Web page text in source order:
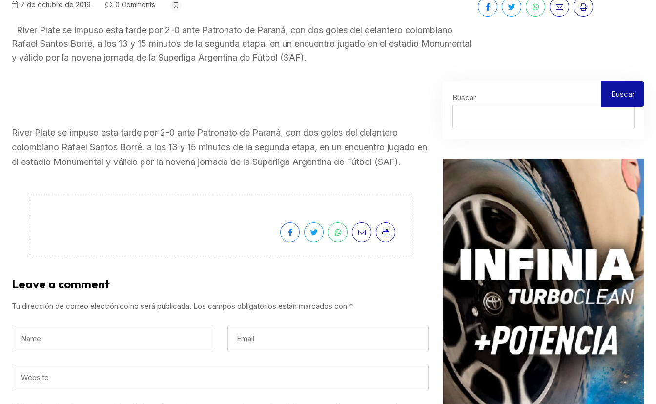
7 de octubre de 2019 0 Comments
River Plate se impuso esta tarde por 2-0 ante Patronato de Paraná, con dos goles del delantero colombiano
Rafael Santos Borré, a los 13 y 15 minutos de la segunda etapa, en un encuentro jugado en el estadio Monumental
y válido por la novena jornada de la Superliga Argentina de Fútbol (SAF).
River Plate se impuso esta tarde por 2-0 ante Patronato de Paraná, con dos goles del delantero
colombiano Rafael Santos Borré, a los 13 y 15 minutos de la segunda etapa, en un encuentro jugado en
el estadio Monumental y válido por la novena jornada de la Superliga Argentina de Fútbol (SAF).
Leave a comment
Tu dirección de correo electrónico no será publicada. Los campos obligatorios están marcados con *
Buscar Buscar